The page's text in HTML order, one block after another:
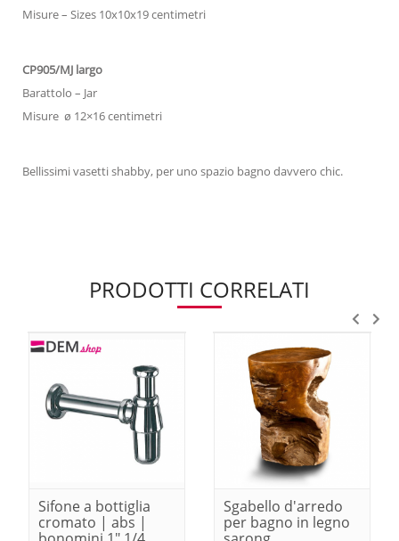
Misure – Sizes 10x10x19 centimetri
CP905/MJ largo
Barattolo – Jar
Misure ø 12×16 centimetri
Bellissimi vasetti shabby, per uno spazio bagno davvero chic.
PRODOTTI CORRELATI
Sifone a bottiglia
cromato | abs |
Sgabello d'arredo
per bagno in legno